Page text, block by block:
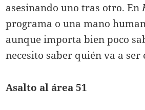
asesinando uno tras otro. En
programa o una mano
aunque importa bien poco
necesito saber quién va a
Asalto al área 51